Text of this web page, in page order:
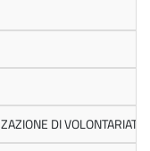
DI VOLONTARIATO